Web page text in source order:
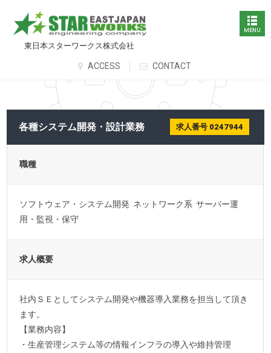
東日本スターワークス株式会社
ACCESS CONTACT
各種システム開発・設計業務 求人番号 0247944
職種
ソフトウェア・システム開発 ネットワーク系 サーバー運
用・監視・保守
求人概要
社内ＳＥとしてシステム開発や機器導入業務を担当して頂き
ます。
【業務内容】
・生産管理システム等の情報インフラの導入や維持管理